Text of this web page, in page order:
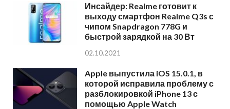
Инсайдер: Realme готовит к
выходу смартфон Realme Q3s с
чипом Snapdragon 778G и
быстрой зарядкой на 30 Вт
02.10.2021
Apple выпустила iOS 15.0.1, в
которой исправила проблему с
разблокировкой iPhone 13 с
помощью Apple Watch